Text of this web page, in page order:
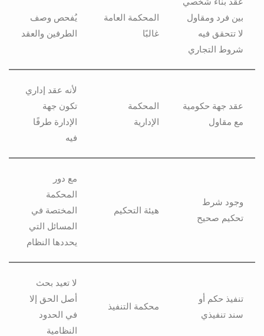
بين فرد ومقاول
لا تتحقق فيه
شروط التجاري
المحكمة العامة
غالبًا
يُفحص وصف
الطرفين والعقد
عقد جهة حكومية
مع مقاول
المحكمة
الإدارية
لأنه عقد إداري
تكون جهة
الإدارة طرفًا
فيه
وجود شرط
تحكيم صحيح
هيئة التحكيم
مع دور
المحكمة
المختصة في
المسائل التي
يحددها النظام
تنفيذ حكم أو
سند تنفيذي
محكمة التنفيذ
لا تعيد بحث
أصل الحق إلا
في الحدود
النظامية